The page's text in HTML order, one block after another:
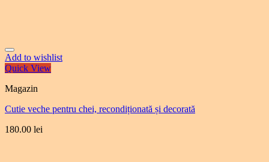
Add to wishlist
Quick View
Magazin
Cutie veche pentru chei, recondiționată și decorată
180.00 lei